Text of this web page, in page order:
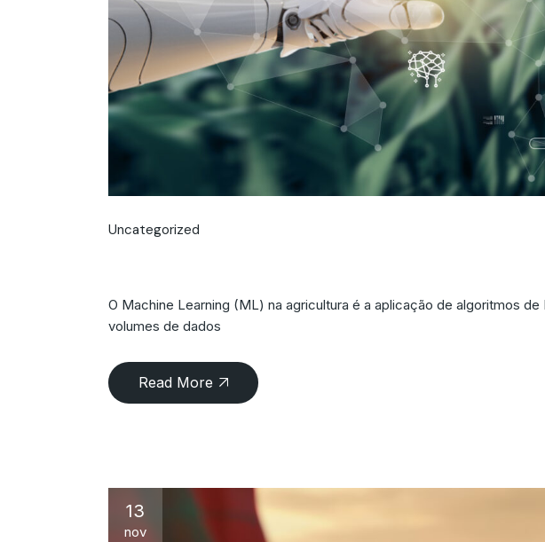
Uncategorized
O Machine Learning (ML) na agricultura é a aplicação de algoritmos
volumes de dados
Read More
13
nov